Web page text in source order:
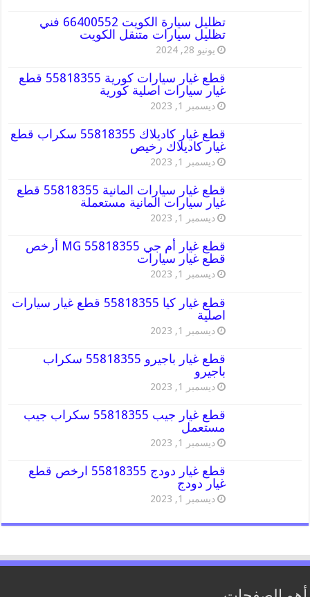
تظليل سيارة الكويت 66400552 فني
تظليل سيارات متنقل الكويت
يونيو 28, 2024
قطع غيار سيارات كورية 55818355 قطع
غيار سيارات اصلية كورية
ديسمبر 1, 2023
قطع غيار كاديلاك 55818355 سكراب قطع
غيار كاديلاك رخيص
ديسمبر 1, 2023
قطع غيار سيارات المانية 55818355 قطع
غيار سيارات المانية مستعملة
ديسمبر 1, 2023
قطع غيار أم جي MG 55818355 أرخص
قطع غيار سيارات
ديسمبر 1, 2023
قطع غيار كيا 55818355 قطع غيار سيارات
اصلية
ديسمبر 1, 2023
قطع غيار باجيرو 55818355 سكراب
باجيرو
ديسمبر 1, 2023
قطع غيار جيب 55818355 سكراب جيب
مستعمل
ديسمبر 1, 2023
قطع غيار دودج 55818355 ارخص قطع
غيار دودج
ديسمبر 1, 2023